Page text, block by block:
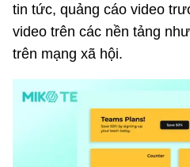
tin tức, quảng cáo video
video trên các nền tảng
trên mạng xã hội.